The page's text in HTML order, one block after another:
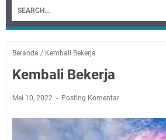
Beranda / Kembali Bekerja
Kembali Bekerja
Mei 10, 2022 Posting Komentar